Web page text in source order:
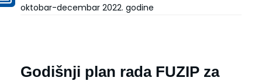
oktobar-decembar 2022. godine
Godišnji plan rada FUZIP za